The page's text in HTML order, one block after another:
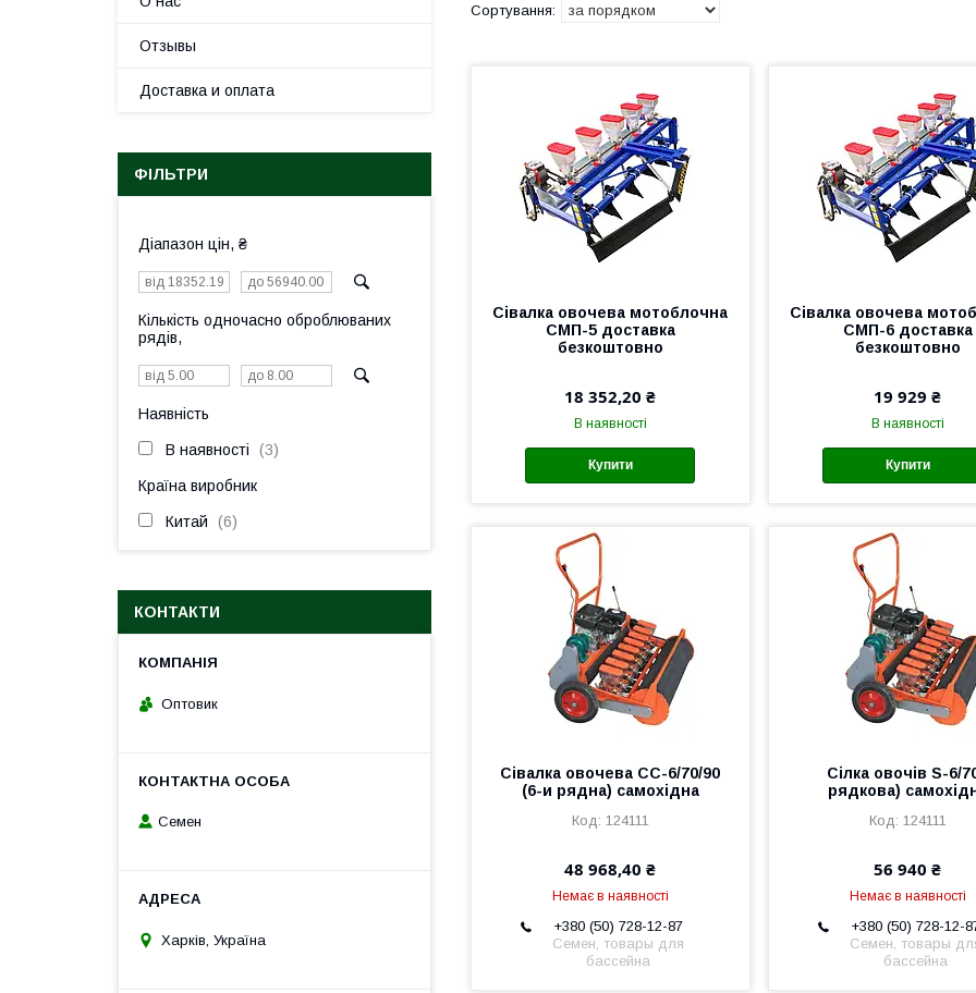
Сівалка овочева мотоблочна
СМП-5 доставка
безкоштовно
18 352,20 ₴
В наявності
Купити
Сівалка овочева
СМП-6 доставка
безкоштовно
19 929 ₴
В наявності
Купити
Сівалка овочева СС-6/70/90
(6-и рядна) самохідна
124111
48 968,40 ₴
Немає в наявності
+380 (50) 728-12-87
Семен, товары для
бассейна
Сілка овочів S-6/
рядкова)
124111
56 940 ₴
Немає в наявності
+380 (50) 728-12-
Семен, товары
бассейна
Отзывы
Доставка и оплата
ФІЛЬТРИ
Діапазон цін, ₴
Кількість одночасно оброблюваних
рядів,
Наявність
В наявності 3
Країна виробник
Китай 6
КОНТАКТИ
Оптовик
Семен
Харків, Україна